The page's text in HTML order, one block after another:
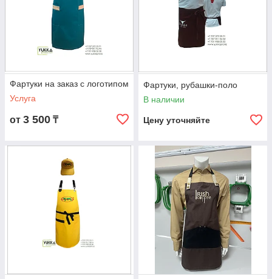
Фартуки на заказ с логотипом
Услуга
от 3 500 ₸
Фартуки, рубашки-поло
В наличии
Цену уточняйте